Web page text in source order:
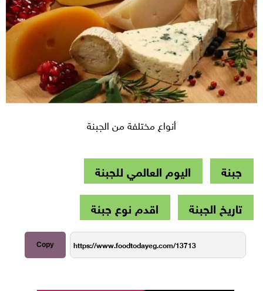
أنواع مختلفة من الجبنة
جبنة
اليوم العالمي للجبنة
تاريخ الجبنة
اقدم نوع جبنة
Copy